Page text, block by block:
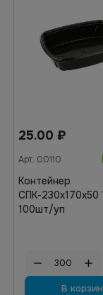
25.00 ₽
Арт. 00110
Контейнер
СПК-230х170х50
100шт/уп
В